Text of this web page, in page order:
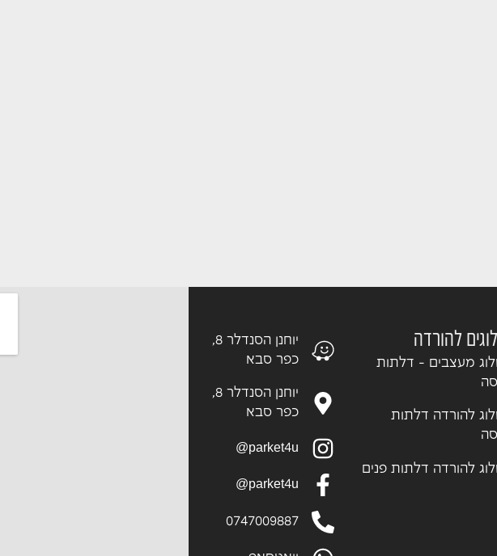
להורדה
מעצבים - דלתות
להורדה דלתות
להורדה דלתות פנים
יוחנן הסנדלר 8,
כפר סבא
יוחנן הסנדלר 8,
כפר סבא
parket4u@
parket4u@
0747009887